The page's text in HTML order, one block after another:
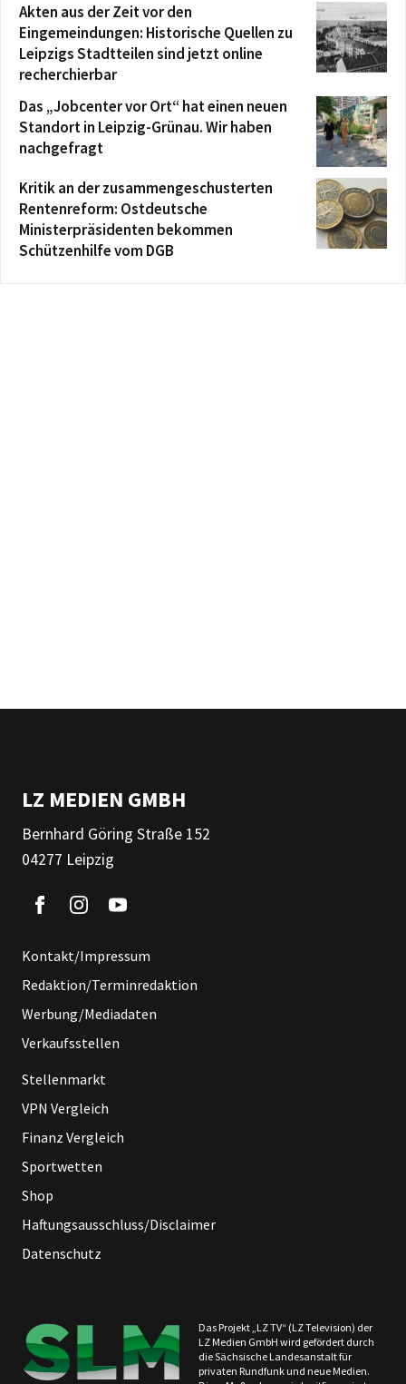
Akten aus der Zeit vor den
Eingemeindungen: Historische Quellen zu
Leipzigs Stadtteilen sind jetzt online
recherchierbar
Das „Jobcenter vor Ort“ hat einen neuen
Standort in Leipzig-Grünau. Wir haben
nachgefragt
Kritik an der zusammengeschusterten
Rentenreform: Ostdeutsche
Ministerpräsidenten bekommen
Schützenhilfe vom DGB
LZ MEDIEN GMBH
Bernhard Göring Straße 152
04277 Leipzig
Kontakt/Impressum
Redaktion/Terminredaktion
Werbung/Mediadaten
Verkaufsstellen
Stellenmarkt
VPN Vergleich
Finanz Vergleich
Sportwetten
Shop
Haftungsausschluss/Disclaimer
Datenschutz
Das Projekt „LZ TV“ (LZ Television) der
LZ Medien GmbH wird gefördert durch
die Sächsische Landesanstalt für
privaten Rundfunk und neue Medien.